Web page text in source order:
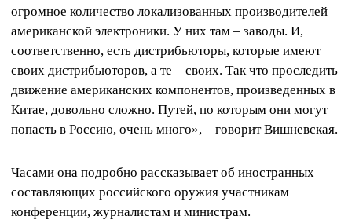
огромное количество локализованных производителей
американской электроники. У них там – заводы. И,
соответственно, есть дистрибьюторы, которые имеют
своих дистрибьюторов, а те – своих. Так что проследить
движение американских компонентов, произведенных в
Китае, довольно сложно. Путей, по которым они могут
попасть в Россию, очень много», – говорит Вишневская.
Часами она подробно рассказывает об иностранных
составляющих российского оружия участникам
конференции, журналистам и министрам.